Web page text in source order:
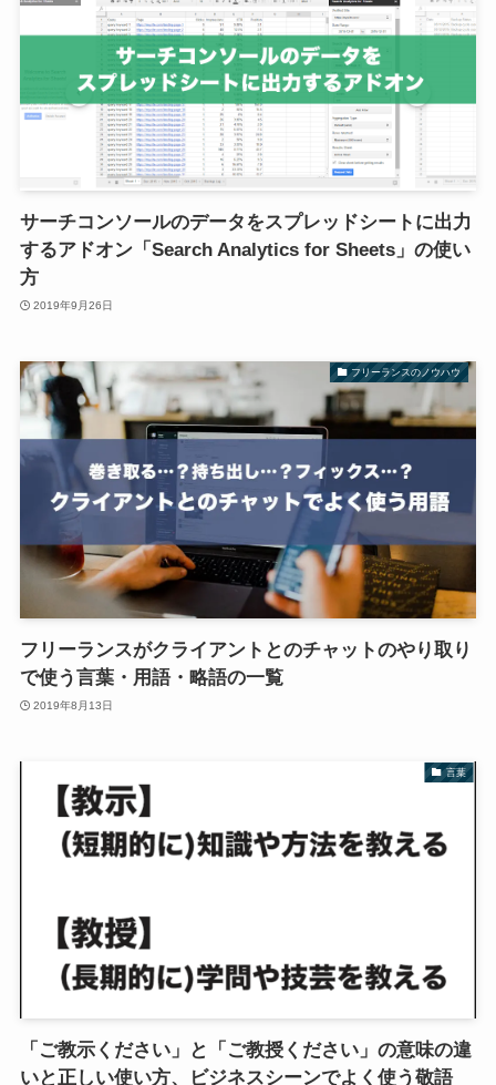
サーチコンソールのデータをスプレッドシートに出力
するアドオン「Search Analytics for Sheets」の使い
方
2019年9月26日
フリーランスのノウハウ
フリーランスがクライアントとのチャットのやり取り
で使う言葉・用語・略語の一覧
2019年8月13日
言葉
「ご教示ください」と「ご教授ください」の意味の違
いと正しい使い方、ビジネスシーンでよく使う敬語